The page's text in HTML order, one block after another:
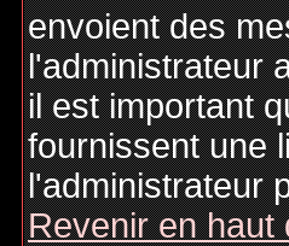
envoient des
l'administrateur
il est important
fournissent une
l'administrateur
Revenir en haut